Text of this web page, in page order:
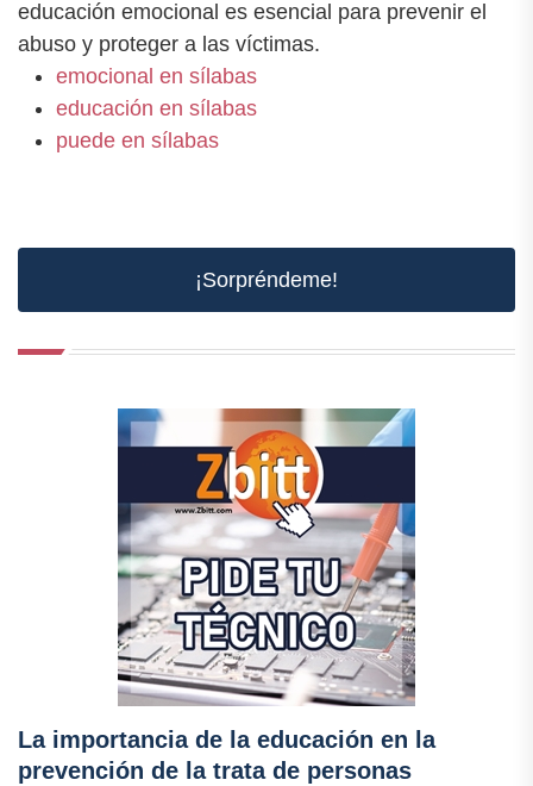
educación emocional es esencial para prevenir el
abuso y proteger a las víctimas.
emocional en sílabas
educación en sílabas
puede en sílabas
¡Sorpréndeme!
La importancia de la educación en la
prevención de la trata de personas